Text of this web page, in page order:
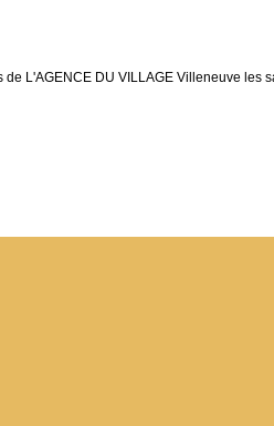
L'AGENCE DU VILLAGE Villeneuve les